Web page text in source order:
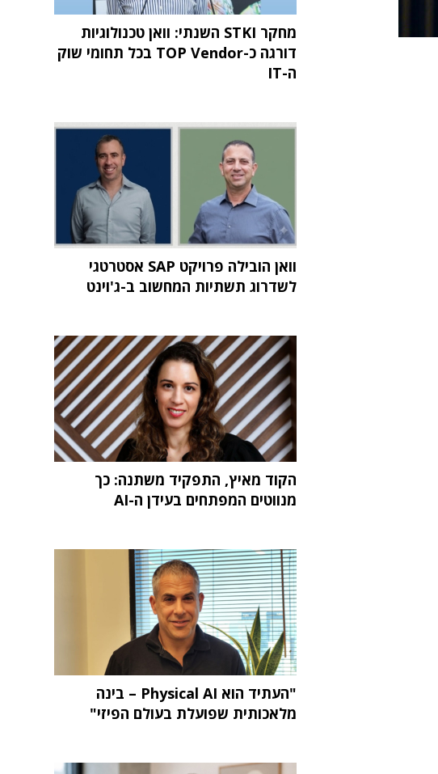
מחקר STKI השנתי: וואן טכנולוגיות
דורגה כ-TOP Vendor בכל תחומי שוק
ה-IT
וואן הובילה פרויקט SAP אסטרטגי
לשדרוג תשתיות המחשוב ב-ג'וינט
הקוד מאיץ, התפקיד משתנה: כך
מנווטים המפתחים בעידן ה-AI
"העתיד הוא Physical AI – בינה
מלאכותית שפועלת בעולם הפיזי"